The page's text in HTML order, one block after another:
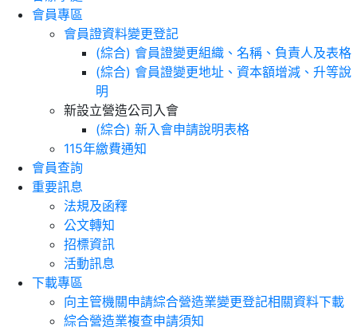
會員專區
會員證資料變更登記
(綜合) 會員證變更組織、名稱、負責人及表格
(綜合) 會員證變更地址、資本額增減、升等說
明
新設立營造公司入會
(綜合) 新入會申請說明表格
115年繳費通知
會員查詢
重要訊息
法規及函釋
公文轉知
招標資訊
活動訊息
下載專區
向主管機關申請綜合營造業變更登記相關資料下載
綜合營造業複查申請須知